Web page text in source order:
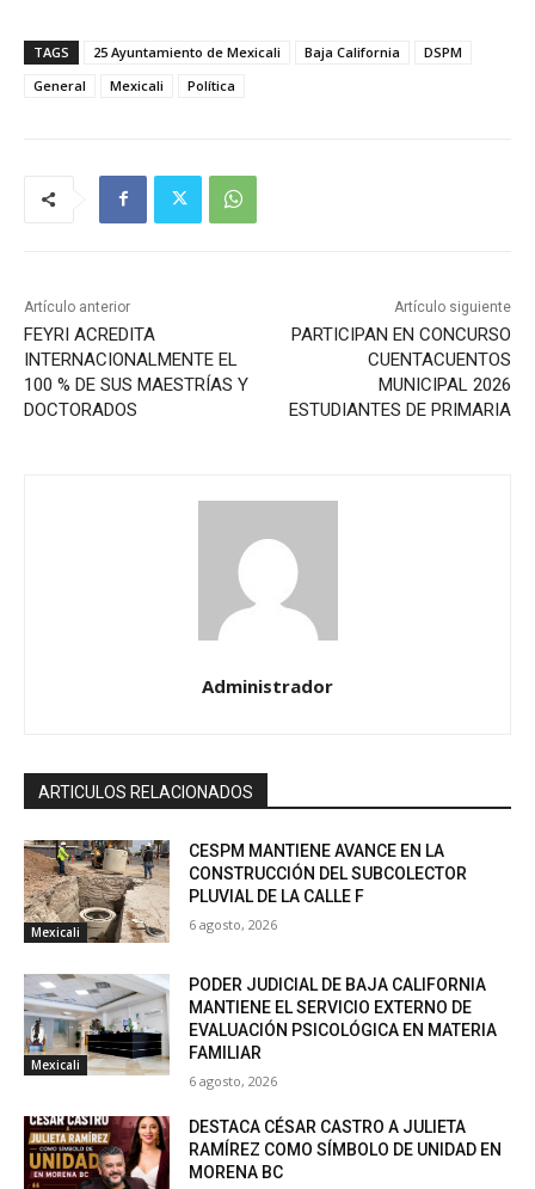
TAGS 25 Ayuntamiento de Mexicali Baja California
DSPM
General
Mexicali Política
Artículo anterior
FEYRI ACREDITA
INTERNACIONALMENTE EL
100 % DE SUS MAESTRÍAS Y
DOCTORADOS
Artículo siguiente
PARTICIPAN EN CONCURSO
CUENTACUENTOS
MUNICIPAL 2026
ESTUDIANTES DE PRIMARIA
Administrador
ARTICULOS RELACIONADOS
Mexicali
CESPM MANTIENE AVANCE EN LA
CONSTRUCCIÓN DEL SUBCOLECTOR
PLUVIAL DE LA CALLE F
6 agosto, 2026
Mexicali
PODER JUDICIAL DE BAJA CALIFORNIA
MANTIENE EL SERVICIO EXTERNO DE
EVALUACIÓN PSICOLÓGICA EN MATERIA
FAMILIAR
6 agosto, 2026
DESTACA CÉSAR CASTRO A JULIETA
RAMÍREZ COMO SÍMBOLO DE UNIDAD EN
MORENA BC